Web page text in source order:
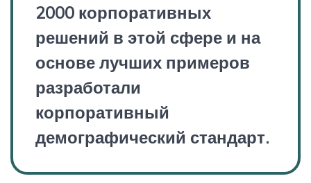
2000 корпоративных
решений в этой сфере и на
основе лучших примеров
разработали
корпоративный
демографический стандарт.